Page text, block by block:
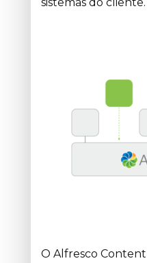
O Alfresco